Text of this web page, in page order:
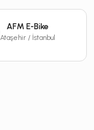
AFM E-Bike
Ataşehir / İstanbul